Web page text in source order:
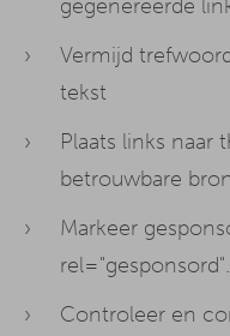
gegenereerde
Vermijd
tekst
Plaats links naar
betrouwbare
Markeer
rel="gesponsord".
Controleer en